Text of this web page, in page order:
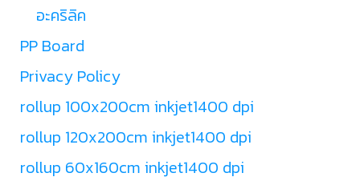
อะคริลิค
PP Board
Privacy Policy
rollup 100x200cm inkjet1400 dpi
rollup 120x200cm inkjet1400 dpi
rollup 60x160cm inkjet1400 dpi